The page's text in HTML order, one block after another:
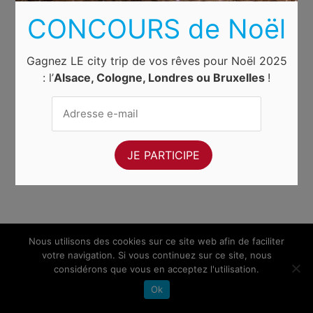
Nous utilisons des cookies sur ce site web afin de faciliter
votre navigation. Si vous continuez sur ce site, nous
considérons que vous en acceptez l'utilisation.
Ok
CONCOURS de Noël
Gagnez LE city trip de vos rêves pour Noël 2025
: l’Alsace, Cologne, Londres ou Bruxelles !